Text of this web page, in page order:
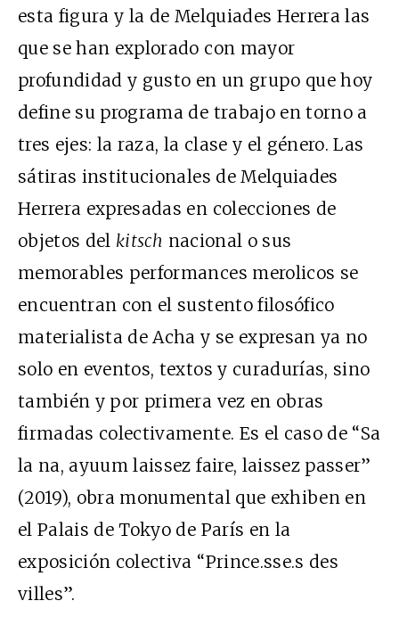
esta figura y la de Melquiades Herrera las
que se han explorado con mayor
profundidad y gusto en un grupo que hoy
define su programa de trabajo en torno a
tres ejes: la raza, la clase y el género. Las
sátiras institucionales de Melquiades
Herrera expresadas en colecciones de
objetos del kitsch nacional o sus
memorables performances merolicos se
encuentran con el sustento filosófico
materialista de Acha y se expresan ya no
solo en eventos, textos y curadurías, sino
también y por primera vez en obras
firmadas colectivamente. Es el caso de “Sa
la na, ayuum laissez faire, laissez passer”
(2019), obra monumental que exhiben en
el Palais de Tokyo de París en la
exposición colectiva “Prince.sse.s des
villes”.